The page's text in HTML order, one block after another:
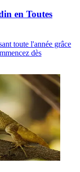
en Toutes
toute l'année grâce
dès